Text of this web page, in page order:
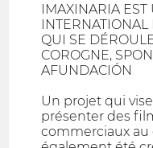
IMAXINARIA EST
QUI SE
COROGNE,
AFUNDACIÓN
Un projet qui
présenter des
commerciaux au